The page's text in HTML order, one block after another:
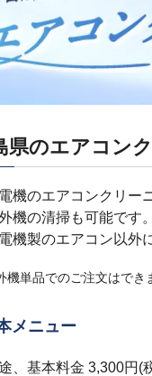
県のエアコン
機のエアコンクリー
機の清掃も可能です。
機製のエアコン以外
機単品でのご注文はでき
メニュー
、基本料金 3,300円(